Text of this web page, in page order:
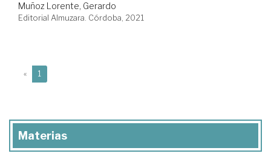
Muñoz Lorente, Gerardo
Editorial Almuzara. Córdoba, 2021
« 1
Materias